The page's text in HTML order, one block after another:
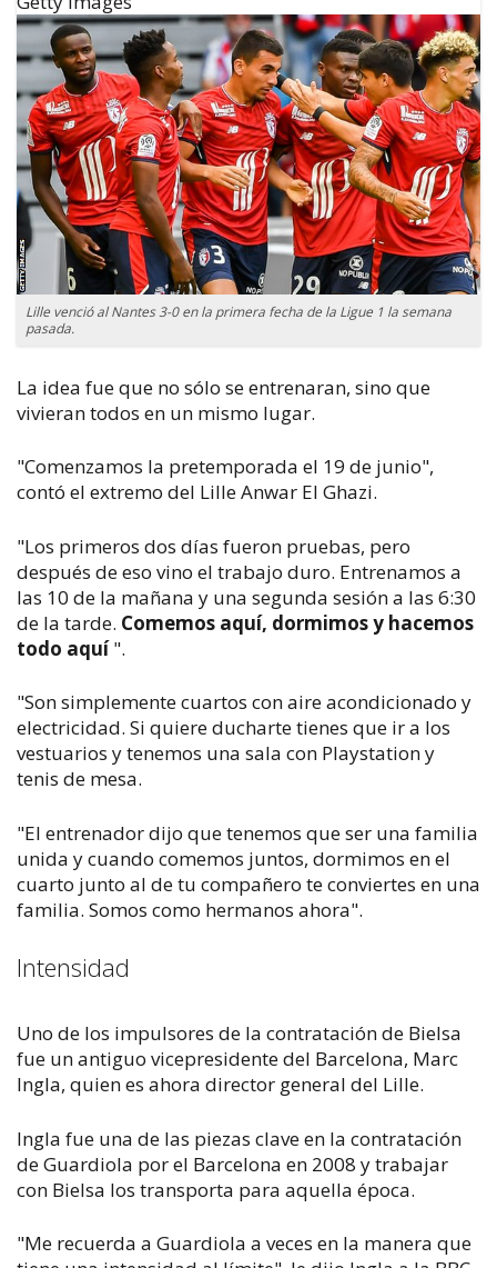
Lille venció al Nantes 3-0 en la primera fecha de la Ligue 1 la semana
pasada.
La idea fue que no sólo se entrenaran, sino que
vivieran todos en un mismo lugar.
"Comenzamos la pretemporada el 19 de junio",
contó el extremo del Lille Anwar El Ghazi.
"Los primeros dos días fueron pruebas, pero
después de eso vino el trabajo duro. Entrenamos a
las 10 de la mañana y una segunda sesión a las 6:30
de la tarde. Comemos aquí, dormimos y hacemos
todo aquí".
"Son simplemente cuartos con aire acondicionado y
electricidad. Si quiere ducharte tienes que ir a los
vestuarios y tenemos una sala con Playstation y
tenis de mesa.
"El entrenador dijo que tenemos que ser una familia
unida y cuando comemos juntos, dormimos en el
cuarto junto al de tu compañero te conviertes en una
familia. Somos como hermanos ahora".
Intensidad
Uno de los impulsores de la contratación de Bielsa
fue un antiguo vicepresidente del Barcelona, Marc
Ingla, quien es ahora director general del Lille.
Ingla fue una de las piezas clave en la contratación
de Guardiola por el Barcelona en 2008 y trabajar
con Bielsa los transporta para aquella época.
"Me recuerda a Guardiola a veces en la manera que